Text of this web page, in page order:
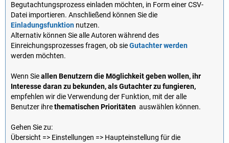
Begutachtungsprozess einladen möchten, in Form einer CSV-
Datei importieren. Anschließend können Sie die
Einladungsfunktion nutzen.
Alternativ können Sie alle Autoren während des
Einreichungsprozesses fragen, ob sieGutachter werden
werden möchten.
Wenn Sieallen Benutzern die Möglichkeit geben wollen, ihr
Interesse daran zu bekunden, als Gutachter zu fungieren,
empfehlen wir die Verwendung der Funktion, mit der alle
Benutzer ihrethematischen Prioritäten auswählen können.
Gehen Sie zu:
Übersicht => Einstellungen => Haupteinstellung für die